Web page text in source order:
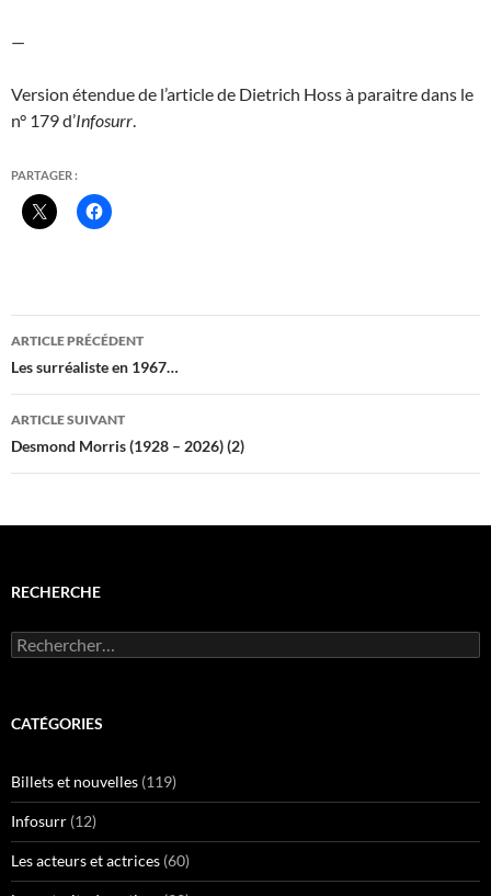
—
Version étendue de l’article de Dietrich Hoss à paraitre dans le
n° 179 d’Infosurr.
PARTAGER :
Navigation
des
articles
ARTICLE PRÉCÉDENT
Les surréaliste en 1967…
ARTICLE SUIVANT
Desmond Morris (1928 – 2026) (2)
RECHERCHE
Rechercher :
CATÉGORIES
Billets et nouvelles (119)
Infosurr (12)
Les acteurs et actrices (60)